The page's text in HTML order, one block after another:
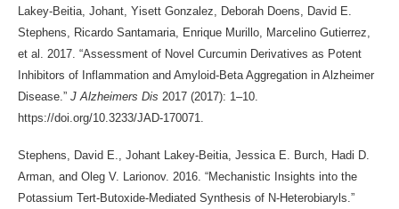
Lakey-Beitia, Johant, Yisett Gonzalez, Deborah Doens, David E.
Stephens, Ricardo Santamaria, Enrique Murillo, Marcelino Gutierrez,
et al. 2017. “Assessment of Novel Curcumin Derivatives as Potent
Inhibitors of Inflammation and Amyloid-Beta Aggregation in Alzheimer
Disease.” J Alzheimers Dis 2017 (2017): 1–10.
https://doi.org/10.3233/JAD-170071.
Stephens, David E., Johant Lakey-Beitia, Jessica E. Burch, Hadi D.
Arman, and Oleg V. Larionov. 2016. “Mechanistic Insights into the
Potassium Tert-Butoxide-Mediated Synthesis of N-Heterobiaryls.”